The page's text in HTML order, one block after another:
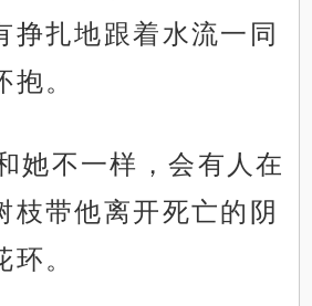
挣扎地跟着水流一同
。
她不一样，会有人在
枝带他离开死亡的阴
。